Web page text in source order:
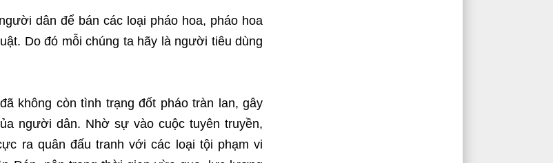
dân để bán các loại pháo hoa, pháo hoa
Do đó mỗi chúng ta hãy là người tiêu dùng
không còn tình trạng đốt pháo tràn lan, gây
người dân. Nhờ sự vào cuộc tuyên truyền,
ra quân đấu tranh với các loại tội phạm vi